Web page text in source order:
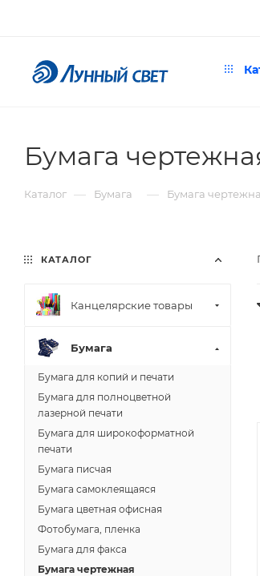
Бумага
Каталог — Бумага — Бумага
КАТАЛОГ
Канцелярские товары
Бумага
Бумага для копий и печати
Бумага для полноцветной
лазерной печати
Бумага для широкоформатной
печати
Бумага писчая
Бумага самоклеящаяся
Бумага цветная офисная
Фотобумага, пленка
Бумага для факса
Бумага чертежная